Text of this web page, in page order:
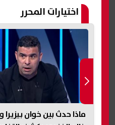
اختيارات المحرر
مطلوب عائليًا.. انتهاء